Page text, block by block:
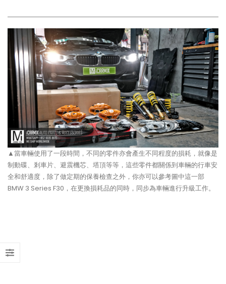
▲當車輛使用了一段時間，不同的零件亦會產生不同程度的損耗，就像是
制動碟、剎車片、避震機芯、塔頂等等，這些零件都關係到車輛的行車安
全和舒適度，除了做定期的保養檢查之外，你亦可以參考圖中這一部
BMW 3 Series F30，在更換損耗品的同時，同步為車輛進行升級工作。
能力好重要!!】
650S Project Kilo升級攻